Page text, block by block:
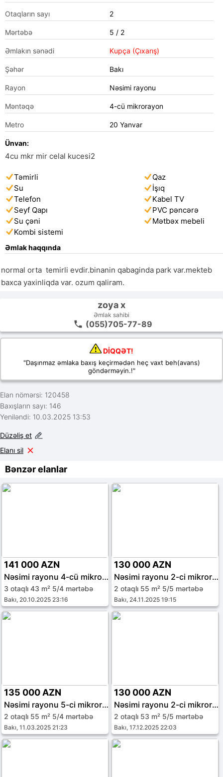
Otaqların sayı 2
Mərtəbə 5 / 2
Əmlakın sənədi Kupça (Çıxarış)
Şəhər Bakı
Rayon Nəsimi rayonu
Məntəqə 4-cü mikrorayon
Metro 20 Yanvar
Ünvan:
4cu mkr mir celal kucesi2
Təmirli
Qaz
Su
İşıq
Telefon
Kabel TV
Seyf Qapı
PVC pəncərə
Su çəni
Mətbəx mebeli
Kombi sistemi
Əmlak haqqında
normal orta  temirli evdir.binanin qabaginda park var.mekteb
baxca yaxinliqda var. ozum qaliram.
zoya x
Əmlak sahibi
(055)705-77-89
DİQQƏT!
"Daşınmaz əmlaka baxış keçirmədən heç vaxt beh(avans)
göndərməyin.!"
Elan nömərsi: 120458
Baxışların sayı: 146
Yeniləndi: 10.03.2025 13:53
Düzəliş et
Elanı sil
Bənzər elanlar
141 000 AZN
Nəsimi rayonu 4-cü mikrorayon
3 otaqlı 43 m² 5/4 mərtəbə
Bakı, 20.10.2025 23:16
130 000 AZN
Nəsimi rayonu 2-ci mikrorayon
2 otaqlı 55 m² 5/5 mərtəbə
Bakı, 24.11.2025 19:15
135 000 AZN
Nəsimi rayonu 5-ci mikrorayon
2 otaqlı 55 m² 5/4 mərtəbə
Bakı, 11.03.2025 21:23
130 000 AZN
Nəsimi rayonu 2-ci mikrorayon
2 otaqlı 53 m² 5/5 mərtəbə
Bakı, 17.12.2025 22:03